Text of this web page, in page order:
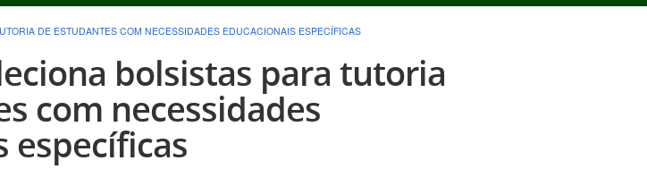
DE ESTUDANTES COM NECESSIDADES EDUCACIONAIS ESPECÍFICAS
bolsistas para tutoria
com necessidades
específicas